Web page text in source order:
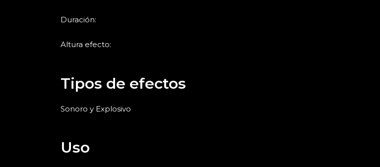
Duración:
Altura efecto:
Tipos de efectos
Sonoro y Explosivo
Uso